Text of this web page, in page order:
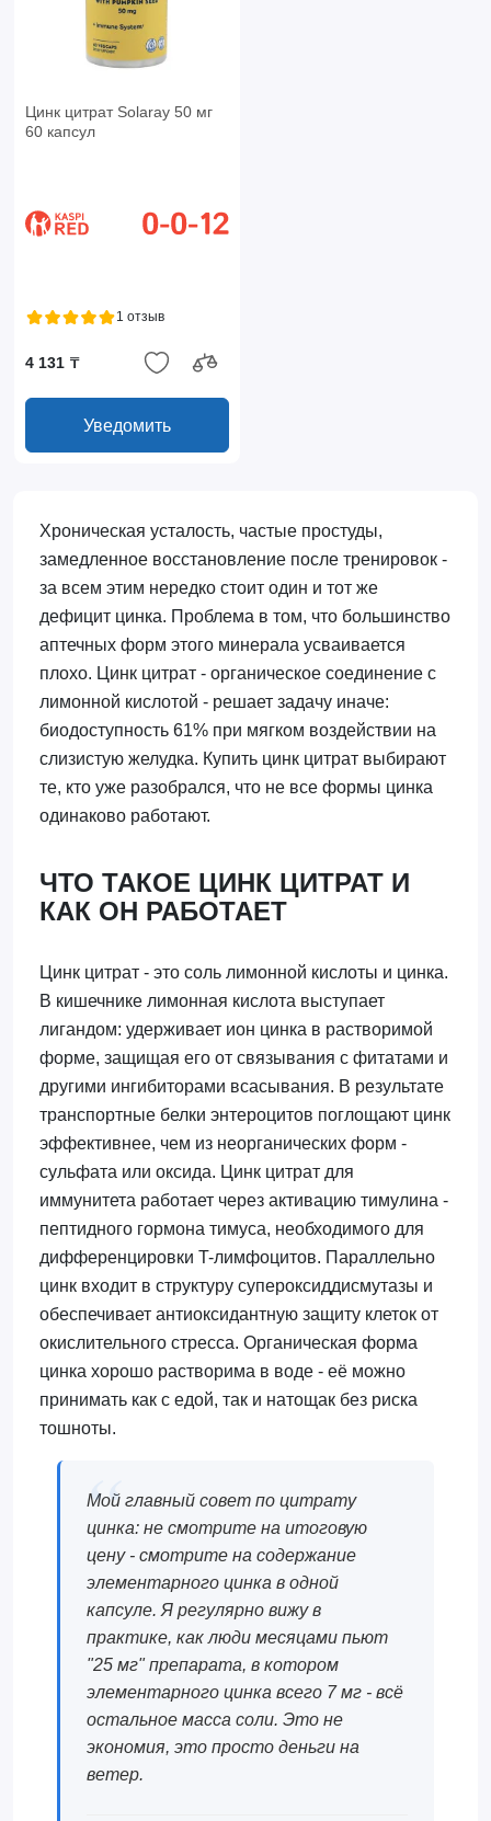
Цинк цитрат Solaray 50 мг
60 капсул
1 отзыв
4 131 ₸
Уведомить
Хроническая усталость, частые простуды,
замедленное восстановление после тренировок -
за всем этим нередко стоит один и тот же
дефицит цинка. Проблема в том, что большинство
аптечных форм этого минерала усваивается
плохо. Цинк цитрат - органическое соединение с
лимонной кислотой - решает задачу иначе:
биодоступность 61% при мягком воздействии на
слизистую желудка. Купить цинк цитрат выбирают
те, кто уже разобрался, что не все формы цинка
одинаково работают.
ЧТО ТАКОЕ ЦИНК ЦИТРАТ И
КАК ОН РАБОТАЕТ
Цинк цитрат - это соль лимонной кислоты и цинка.
В кишечнике лимонная кислота выступает
лигандом: удерживает ион цинка в растворимой
форме, защищая его от связывания с фитатами и
другими ингибиторами всасывания. В результате
транспортные белки энтероцитов поглощают цинк
эффективнее, чем из неорганических форм -
сульфата или оксида. Цинк цитрат для
иммунитета работает через активацию тимулина -
пептидного гормона тимуса, необходимого для
дифференцировки T-лимфоцитов. Параллельно
цинк входит в структуру супероксиддисмутазы и
обеспечивает антиоксидантную защиту клеток от
окислительного стресса. Органическая форма
цинка хорошо растворима в воде - её можно
принимать как с едой, так и натощак без риска
тошноты.
Мой главный совет по цитрату
цинка: не смотрите на итоговую
цену - смотрите на содержание
элементарного цинка в одной
капсуле. Я регулярно вижу в
практике, как люди месяцами пьют
"25 мг" препарата, в котором
элементарного цинка всего 7 мг - всё
остальное масса соли. Это не
экономия, это просто деньги на
ветер.